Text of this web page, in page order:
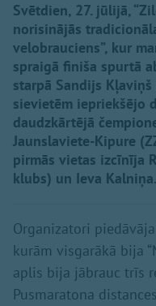
Svētdien, 27. jūlijā,
norisinājās
velobrauciens”, kur
spraigā finiša spurtā
starpā Sandijs
sievietēm iepriekšējo
daudzkārtējā
Jaunslaviete-Kipure
pirmās vietas izcīnīja
klubs) un Ieva Kalniņa.
Organizatori
kurām visgarākā bija
aplis bija jābrauc trīs
Pusmaratona